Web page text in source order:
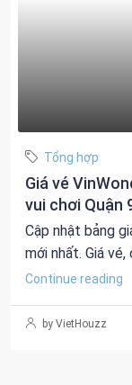
Tổng hợp
Giá vé
vui chơi Quận
Cập nhật bảng
mới nhất. Giá vé,
Continue reading
by VietHouzz